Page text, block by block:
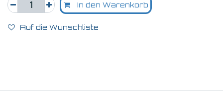
In den Warenkorb
Auf die Wunschliste